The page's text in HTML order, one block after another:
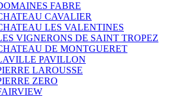
FABRE
CAVALIER
LES VALENTINES
VIGNERONS DE SAINT TROPEZ
DE MONTGUERET
PAVILLON
LAROUSSE
ZERO